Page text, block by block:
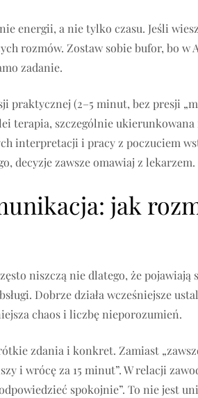
energii, a nie tylko czasu. Jeśli
rozmów. Zostaw sobie bufor, bo w
zadanie.
praktycznej (2–5 minut, bez presji
terapia, szczególnie
interpretacji i pracy z poczuciem
decyzje zawsze omawiaj z lekarzem.
jak
niszczą nie dlatego, że pojawiają
Dobrze działa wcześniejsze
chaos i liczbę nieporozumień.
zdania i konkret. Zamiast
i wrócę za 15 minut”. W relacji
spokojnie”. To nie jest